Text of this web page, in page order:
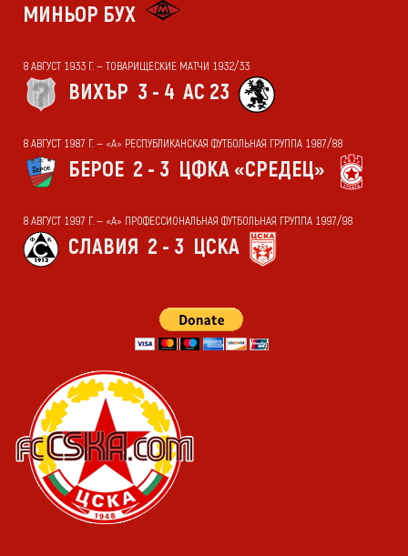
МИНЬОР БУХ
8 АВГУСТ 1933 Г. — ТОВАРИЩЕСКИЕ МАТЧИ 1932/33
ВИХЪР 3 - 4 АС 23
8 АВГУСТ 1987 Г. — «А» РЕСПУБЛИКАНСКАЯ ФУТБОЛЬНАЯ ГРУППА 1987/88
БЕРОЕ 2 - 3 ЦФКА «СРЕДЕЦ»
8 АВГУСТ 1997 Г. — «А» ПРОФЕССИОНАЛЬНАЯ ФУТБОЛЬНАЯ ГРУППА 1997/98
СЛАВИЯ 2 - 3 ЦСКА